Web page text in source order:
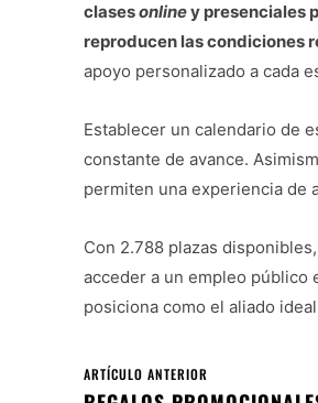
clasesonliney presenciales
reproducen las condiciones
apoyo personalizado a cada
Establecer un calendario de
constante de avance.
permiten una experiencia de
Con 2.788 plazas
acceder a un empleo público
posiciona como el aliado
ARTÍCULO ANTERIOR